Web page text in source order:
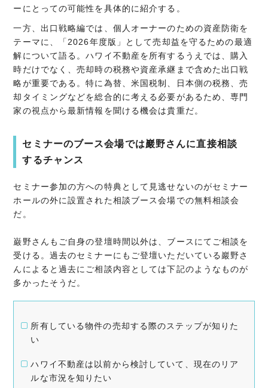
ーにとっての可能性を具体的に紹介する。
一方、出口戦略編では、個人オーナーのための資産防衛を
テーマに、「2026年度版」として売却益を守るための最適
解について語る。ハワイ不動産を所有するうえでは、購入
時だけでなく、売却時の税務や資産承継まで含めた出口戦
略が重要である。特に為替、米国税制、日本側の税務、売
却タイミングなどを総合的に考える必要があるため、専門
家の視点から最新情報を聞ける機会は貴重だ。
セミナーのブース会場では巖野さんに直接相談
するチャンス
セミナー参加の方への特典として見逃せないのがセミナー
ホールの外に設置された相談ブース会場での無料相談会
だ。
巌野さんもご自身の登壇時間以外は、ブースにてご相談を
受ける。過去のセミナーにもご登壇いただいている巖野さ
んによると過去にご相談内容としては下記のようなものが
多かったそうだ。
所有している物件の売却する際のステップが知りた
い
ハワイ不動産は以前から検討していて、現在のリア
ルな市況を知りたい